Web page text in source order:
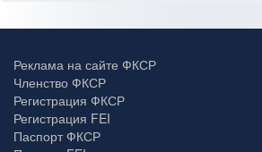
Реклама на сайте ФКСР
Членство ФКСР
Регистрация ФКСР
Регистрация FEI
Паспорт ФКСР